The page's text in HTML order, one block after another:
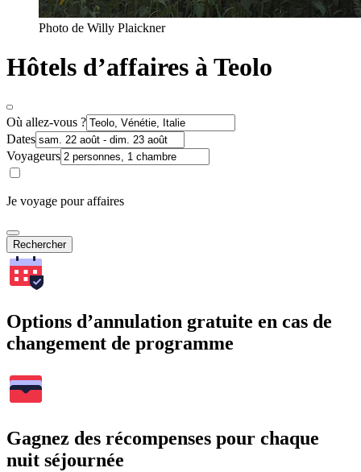
Photo de Willy Plaickner
Hôtels d’affaires à Teolo
Où allez-vous ?
Dates
Voyageurs
Je voyage pour affaires
Rechercher
Options d’annulation gratuite en cas de
changement de programme
Gagnez des récompenses pour chaque
nuit séjournée